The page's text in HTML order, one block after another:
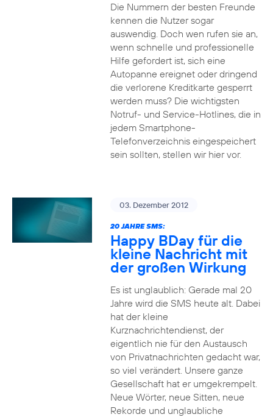
Die Nummern der besten Freunde
kennen die Nutzer sogar
auswendig. Doch wen rufen sie an,
wenn schnelle und professionelle
Hilfe gefordert ist, sich eine
Autopanne ereignet oder dringend
die verlorene Kreditkarte gesperrt
werden muss? Die wichtigsten
Notruf- und Service-Hotlines, die in
jedem Smartphone-
Telefonverzeichnis eingespeichert
sein sollten, stellen wir hier vor.
03. Dezember 2012
20 JAHRE SMS:
Happy BDay für die
kleine Nachricht mit
der großen Wirkung
Es ist unglaublich: Gerade mal 20
Jahre wird die SMS heute alt. Dabei
hat der kleine
Kurznachrichtendienst, der
eigentlich nie für den Austausch
von Privatnachrichten gedacht war,
so viel verändert. Unsere ganze
Gesellschaft hat er umgekrempelt.
Neue Wörter, neue Sitten, neue
Rekorde und unglaubliche